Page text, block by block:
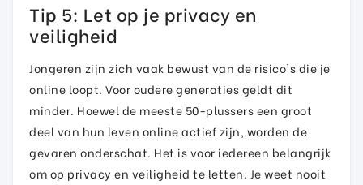
Tip 5: Let op je privacy en
veiligheid
Jongeren zijn zich vaak bewust van de risico's die je
online loopt. Voor oudere generaties geldt dit
minder. Hoewel de meeste 50-plussers een groot
deel van hun leven online actief zijn, worden de
gevaren onderschat. Het is voor iedereen belangrijk
om op privacy en veiligheid te letten. Je weet nooit